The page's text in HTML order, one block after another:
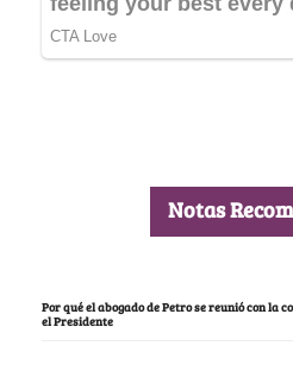
Notas
Por qué el abogado de Petro se reunió con la
el Presidente